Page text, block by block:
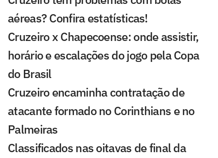
aéreas? Confira estatísticas!
Cruzeiro x Chapecoense: onde assistir,
horário e escalações do jogo pela Copa
do Brasil
Cruzeiro encaminha contratação de
atacante formado no Corinthians e no
Palmeiras
Classificados nas oitavas de final da